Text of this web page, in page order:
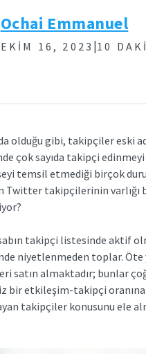
Ochai Emmanuel
EKIM 16, 2023 |10
olduğu gibi, takipçiler eski
çok sayıda takipçi
şeyi temsil etmediği birçok
Twitter takipçilerinin varlığı
takipçi listesinde aktif
niyetlenmeden toplar.
satın almaktadır; bunlar
bir etkileşim-takipçi
takipçiler konusunu ele